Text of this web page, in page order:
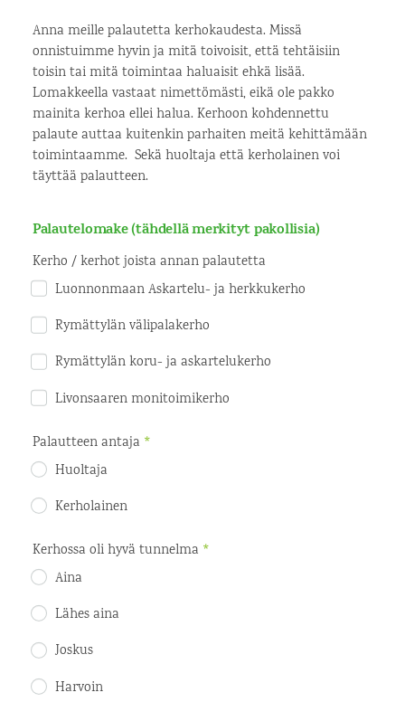
Anna meille palautetta kerhokaudesta. Missä
onnistuimme hyvin ja mitä toivoisit, että tehtäisiin
toisin tai mitä toimintaa haluaisit ehkä lisää.
Lomakkeella vastaat nimettömästi, eikä ole pakko
mainita kerhoa ellei halua. Kerhoon kohdennettu
palaute auttaa kuitenkin parhaiten meitä kehittämään
toimintaamme. Sekä huoltaja että kerholainen voi
täyttää palautteen.
Palautelomake (tähdellä merkityt pakollisia)
Kerho / kerhot joista annan palautetta
Luonnonmaan Askartelu- ja herkkukerho
Rymättylän välipalakerho
Rymättylän koru- ja askartelukerho
Livonsaaren monitoimikerho
Palautteen antaja *
Huoltaja
Kerholainen
Kerhossa oli hyvä tunnelma *
Aina
Lähes aina
Joskus
Harvoin